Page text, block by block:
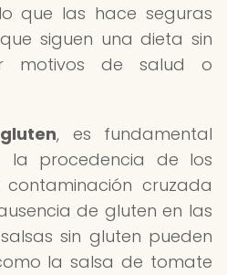
que las hace seguras
siguen una dieta sin
motivos de salud o
, es fundamental
la procedencia de los
cruzada
de gluten en las
sin gluten pueden
la salsa de tomate